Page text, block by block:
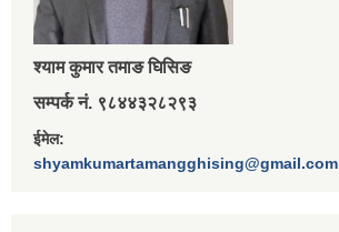
श्‍याम कुमार तमाङ घिसिङ
सम्पर्क नं. ९८४४३२८२९३
ईमेल:
shyamkumartamangghising@gmail.com